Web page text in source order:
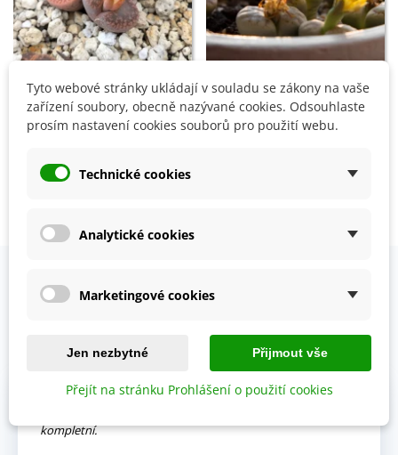
Přidat do košíku
Lithops aucampiae
52 Kč
Přidat do košíku
Lithops dinteri Dintergreen
Zobrazení 1-4 z 4 položek
OVĚŘENO NAŠIMI ZÁKAZNÍKY
Prohlédněte si vybraná hodnocení našich zákazníků.
Výhody:
kompletní.
Tyto webové stránky ukládají v souladu se zákony na vaše
zařízení soubory, obecně nazývané cookies. Odsouhlaste
prosím nastavení cookies souborů pro použití webu.
Technické cookies
Analytické cookies
Marketingové cookies
Jen nezbytné Přijmout vše
Přejít na stránku Prohlášení o použití cookies